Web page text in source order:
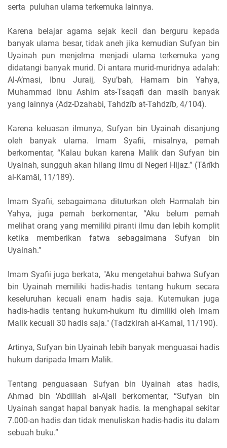
serta puluhan ulama terkemuka lainnya.
Karena belajar agama sejak kecil dan berguru kepada
banyak ulama besar, tidak aneh jika kemudian Sufyan bin
Uyainah pun menjelma menjadi ulama terkemuka yang
didatangi banyak murid. Di antara murid-muridnya adalah:
Al-A’masi, Ibnu Juraij, Syu’bah, Hamam bin Yahya,
Muhammad ibnu Ashim ats-Tsaqafi dan masih banyak
yang lainnya (Adz-Dzahabi, Tahdzîb at-Tahdzîb, 4/104).
Karena keluasan ilmunya, Sufyan bin Uyainah disanjung
oleh banyak ulama. Imam Syafii, misalnya, pernah
berkomentar, “Kalau bukan karena Malik dan Sufyan bin
Uyainah, sungguh akan hilang ilmu di Negeri Hijaz.” (Târîkh
al-Kamâl, 11/189).
Imam Syafii, sebagaimana dituturkan oleh Harmalah bin
Yahya, juga pernah berkomentar, “Aku belum pernah
melihat orang yang memiliki piranti ilmu dan lebih komplit
ketika memberikan fatwa sebagaimana Sufyan bin
Uyainah.”
Imam Syafii juga berkata, "Aku mengetahui bahwa Sufyan
bin Uyainah memiliki hadis-hadis tentang hukum secara
keseluruhan kecuali enam hadis saja. Kutemukan juga
hadis-hadis tentang hukum-hukum itu dimiliki oleh Imam
Malik kecuali 30 hadis saja." (Tadzkirah al-Kamal, 11/190).
Artinya, Sufyan bin Uyainah lebih banyak menguasai hadis
hukum daripada Imam Malik.
Tentang penguasaan Sufyan bin Uyainah atas hadis,
Ahmad bin ‘Abdillah al-Ajali berkomentar, “Sufyan bin
Uyainah sangat hapal banyak hadis. Ia menghapal sekitar
7.000-an hadis dan tidak menuliskan hadis-hadis itu dalam
sebuah buku.”